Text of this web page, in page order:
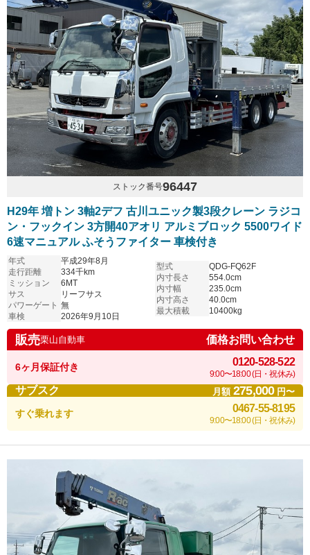
ストック番号96447
H29年 増トン 3軸2デフ 古川ユニック製3段クレーン ラジコ
ン・フックイン 3方開40アオリ アルミブロック 5500ワイド
6速マニュアル ふそうファイター 車検付き
年式
平成29年8月
走行距離
334千km
ミッション
6MT
サス
リーフサス
パワーゲート 無
車検
2026年9月10日
型式
QDG-FQ62F
内寸長さ
554.0cm
内寸幅
235.0cm
内寸高さ
40.0cm
最大積載
10400kg
販売栗山自動車 価格お問い合わせ
6ヶ月保証付き 0120-528-522
9:00〜18:00 (日・祝休み)
サブスク 月額275,000円〜
すぐ乗れます 0467-55-8195
9:00〜18:00 (日・祝休み)